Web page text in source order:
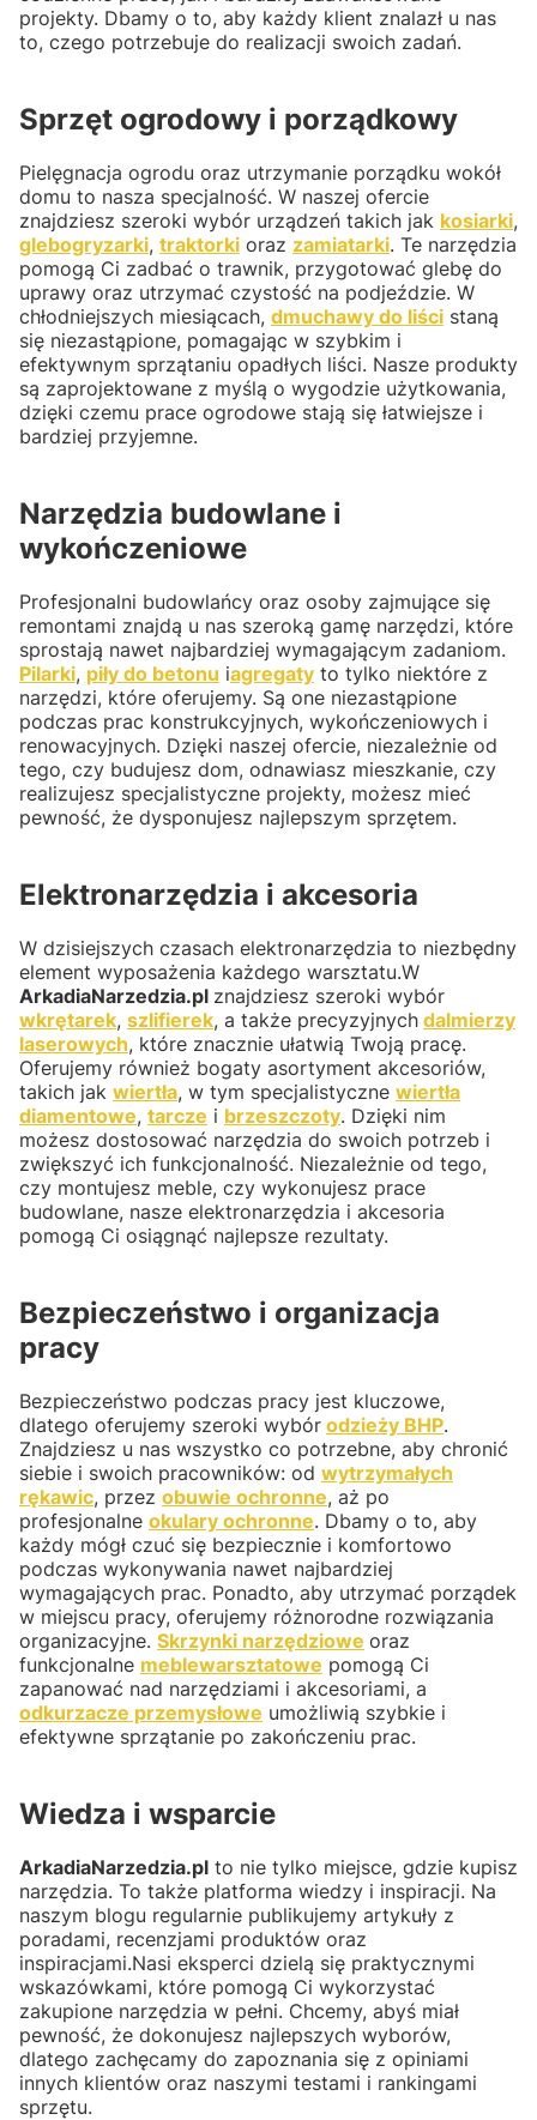
projekty. Dbamy o to, aby każdy klient znalazł u nas
to, czego potrzebuje do realizacji swoich zadań.
Sprzęt ogrodowy i porządkowy
Pielęgnacja ogrodu oraz utrzymanie porządku wokół
domu to nasza specjalność. W naszej ofercie
znajdziesz szeroki wybór urządzeń takich jak kosiarki,
glebogryzarki, traktorki oraz zamiatarki. Te narzędzia
pomogą Ci zadbać o trawnik, przygotować glebę do
uprawy oraz utrzymać czystość na podjeździe. W
chłodniejszych miesiącach, dmuchawy do liści staną
się niezastąpione, pomagając w szybkim i
efektywnym sprzątaniu opadłych liści. Nasze produkty
są zaprojektowane z myślą o wygodzie użytkowania,
dzięki czemu prace ogrodowe stają się łatwiejsze i
bardziej przyjemne.
Narzędzia budowlane i
wykończeniowe
Profesjonalni budowlańcy oraz osoby zajmujące się
remontami znajdą u nas szeroką gamę narzędzi, które
sprostają nawet najbardziej wymagającym zadaniom.
Pilarki, piły do betonu iagregaty to tylko niektóre z
narzędzi, które oferujemy. Są one niezastąpione
podczas prac konstrukcyjnych, wykończeniowych i
renowacyjnych. Dzięki naszej ofercie, niezależnie od
tego, czy budujesz dom, odnawiasz mieszkanie, czy
realizujesz specjalistyczne projekty, możesz mieć
pewność, że dysponujesz najlepszym sprzętem.
Elektronarzędzia i akcesoria
W dzisiejszych czasach elektronarzędzia to niezbędny
element wyposażenia każdego warsztatu.W
ArkadiaNarzedzia.pl znajdziesz szeroki wybór
wkrętarek, szlifierek, a także precyzyjnych dalmierzy
laserowych, które znacznie ułatwią Twoją pracę.
Oferujemy również bogaty asortyment akcesoriów,
takich jak wiertła, w tym specjalistyczne wiertła
diamentowe, tarcze i brzeszczoty. Dzięki nim
możesz dostosować narzędzia do swoich potrzeb i
zwiększyć ich funkcjonalność. Niezależnie od tego,
czy montujesz meble, czy wykonujesz prace
budowlane, nasze elektronarzędzia i akcesoria
pomogą Ci osiągnąć najlepsze rezultaty.
Bezpieczeństwo i organizacja
pracy
Bezpieczeństwo podczas pracy jest kluczowe,
dlatego oferujemy szeroki wybór odzieży BHP.
Znajdziesz u nas wszystko co potrzebne, aby chronić
siebie i swoich pracowników: od wytrzymałych
rękawic, przez obuwie ochronne, aż po
profesjonalne okulary ochronne. Dbamy o to, aby
każdy mógł czuć się bezpiecznie i komfortowo
podczas wykonywania nawet najbardziej
wymagających prac. Ponadto, aby utrzymać porządek
w miejscu pracy, oferujemy różnorodne rozwiązania
organizacyjne. Skrzynki narzędziowe oraz
funkcjonalne meblewarsztatowe pomogą Ci
zapanować nad narzędziami i akcesoriami, a
odkurzacze przemysłowe umożliwią szybkie i
efektywne sprzątanie po zakończeniu prac.
Wiedza i wsparcie
ArkadiaNarzedzia.pl to nie tylko miejsce, gdzie kupisz
narzędzia. To także platforma wiedzy i inspiracji. Na
naszym blogu regularnie publikujemy artykuły z
poradami, recenzjami produktów oraz
inspiracjami.Nasi eksperci dzielą się praktycznymi
wskazówkami, które pomogą Ci wykorzystać
zakupione narzędzia w pełni. Chcemy, abyś miał
pewność, że dokonujesz najlepszych wyborów,
dlatego zachęcamy do zapoznania się z opiniami
innych klientów oraz naszymi testami i rankingami
sprzętu.